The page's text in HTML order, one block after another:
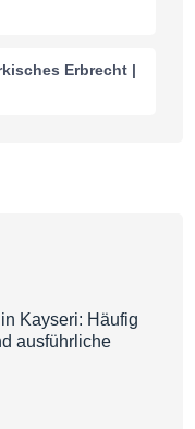
Erbrecht |
Kayseri: Häufig
ausführliche